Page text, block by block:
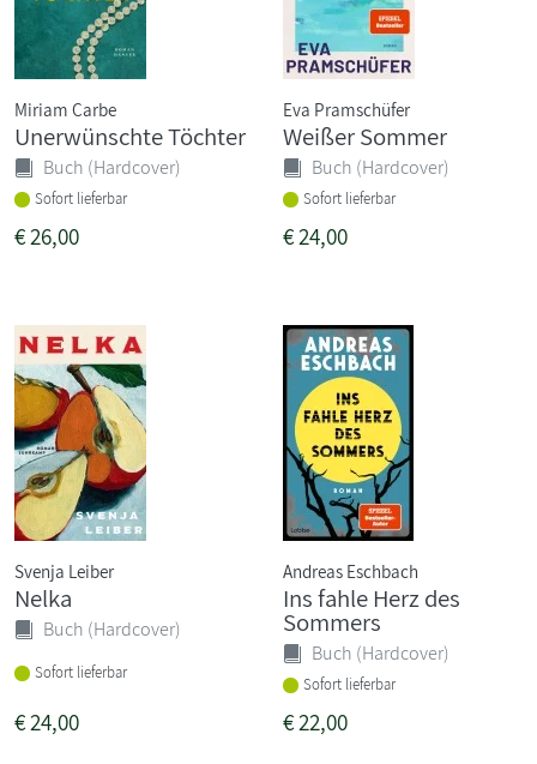
Miriam Carbe
Unerwünschte Töchter
Buch (Hardcover)
Sofort lieferbar
€26,00
Eva Pramschüfer
Weißer Sommer
Buch (Hardcover)
Sofort lieferbar
€24,00
Svenja Leiber
Nelka
Buch (Hardcover)
Sofort lieferbar
€24,00
Andreas Eschbach
Ins fahle Herz des
Sommers
Buch (Hardcover)
Sofort lieferbar
€22,00